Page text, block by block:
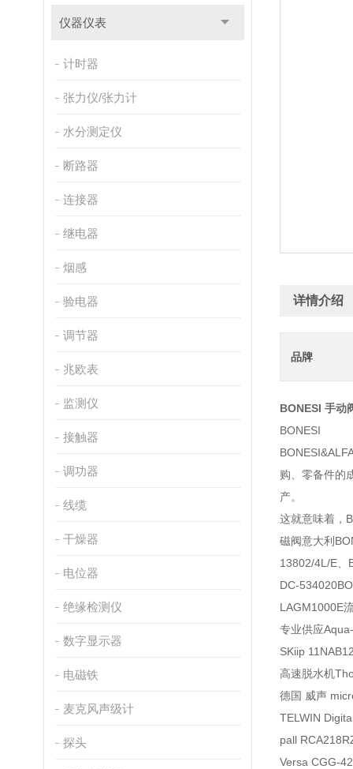
仪器仪表
计时器
张力仪/张力计
水分测定仪
断路器
连接器
继电器
烟感
验电器
调节器
兆欧表
监测仪
接触器
调功器
线缆
干燥器
电位器
绝缘检测仪
数字显示器
电磁铁
麦克风声级计
探头
详情介绍
品牌
BONESI 手动
BONESI
购、零备件的
产。
这就意味着，
磁阀意大利
13802/4L/E、
DC-
LAGM1000E
专业供应
SKiip
高速脱水机
德国 威声
TELWIN
pall
Versa CGG-